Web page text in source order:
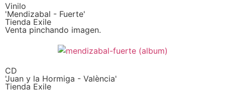
Vinilo
'Mendizabal - Fuerte'
Tienda Exile
Venta pinchando imagen.
CD
'Juan y la Hormiga - València'
Tienda Exile